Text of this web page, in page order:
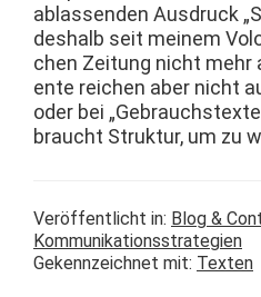
ablassenden Aus­druck
deshalb seit meinem
chen Zeitung nicht
ente reichen aber nicht
oder bei
braucht Struk­tur, um zu
Veröffentlicht in: Blog &
Kommunikationsstrategien
Gekennzeichnet mit: Texten